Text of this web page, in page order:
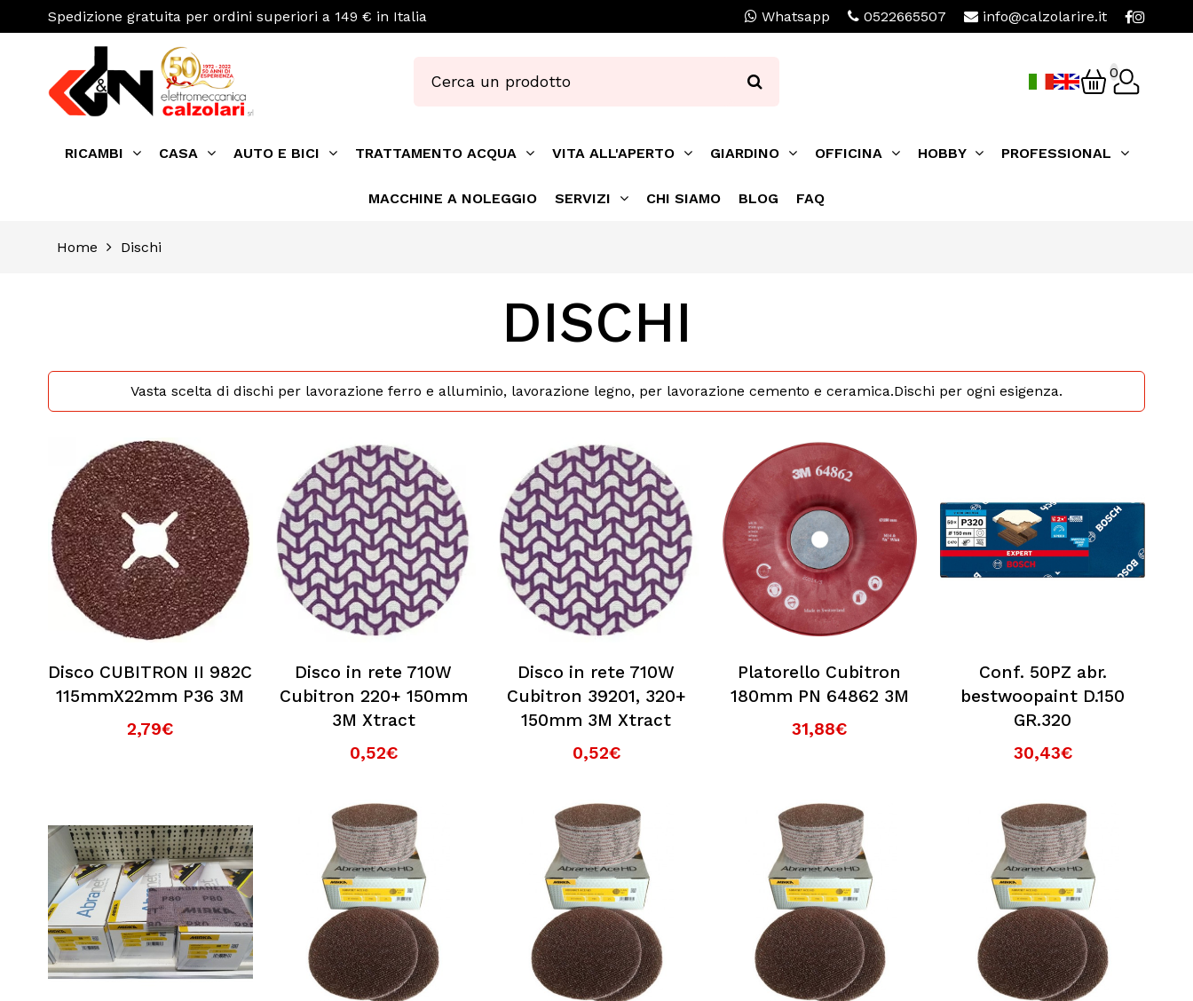
Spedizione gratuita per ordini superiori a 149 € in Italia Whatsapp 0522665507 info@calzolarire.it
0
RICAMBI CASA AUTO E BICI TRATTAMENTO ACQUA VITA ALL'APERTO GIARDINO OFFICINA HOBBY PROFESSIONAL
MACCHINE A NOLEGGIO SERVIZI CHI SIAMO BLOG FAQ
Home Dischi
DISCHI
Vasta scelta di dischi per lavorazione ferro e alluminio, lavorazione legno, per lavorazione cemento e ceramica.Dischi per ogni esigenza.
Disco CUBITRON II 982C
115mmX22mm P36 3M
2,79€
Disco in rete 710W
Cubitron 220+ 150mm
3M Xtract
0,52€
Disco in rete 710W
Cubitron 39201, 320+
150mm 3M Xtract
0,52€
Platorello Cubitron
180mm PN 64862 3M
31,88€
Conf. 50PZ abr.
bestwoopaint D.150
GR.320
30,43€